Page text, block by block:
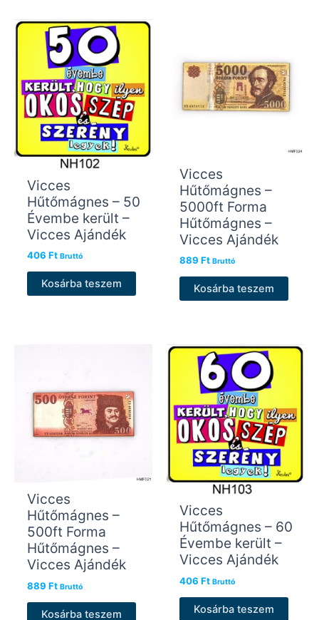
Vicces
Hűtőmágnes – 50
Évembe került –
Vicces Ajándék
406 Ft Bruttó
Kosárba teszem
Vicces
Hűtőmágnes –
5000ft Forma
Hűtőmágnes –
Vicces Ajándék
889 Ft Bruttó
Kosárba teszem
Vicces
Hűtőmágnes –
500ft Forma
Hűtőmágnes –
Vicces Ajándék
889 Ft Bruttó
Kosárba teszem
Vicces
Hűtőmágnes – 60
Évembe került –
Vicces Ajándék
406 Ft Bruttó
Kosárba teszem